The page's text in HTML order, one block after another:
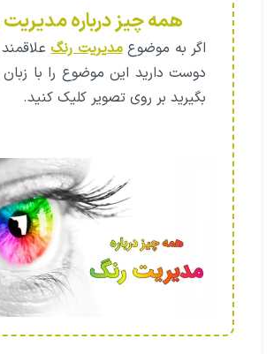
همه چیز درباره
اگر به موضوعمدیریت رنگ
دوست دارید این موضوع را با
بگیرید بر روی تصویر کلیک کنید.